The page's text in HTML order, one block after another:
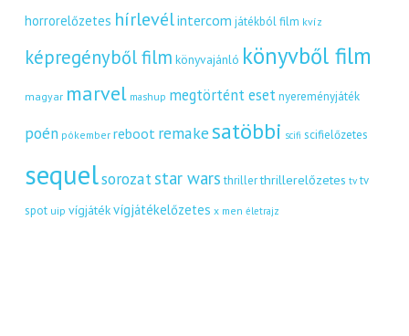
horrorelőzetes hírlevélintercom játékból film kvíz
képregényből film könyvajánló könyvből film
magyar marvel mashup megtörtént eset nyereményjáték
poén pókember reboot remakesatöbbi scifi scifielőzetes
sequelsorozatstar wars thriller thrillerelőzetes tv tv
spot uip vígjátékvígjátékelőzetes x men életrajz